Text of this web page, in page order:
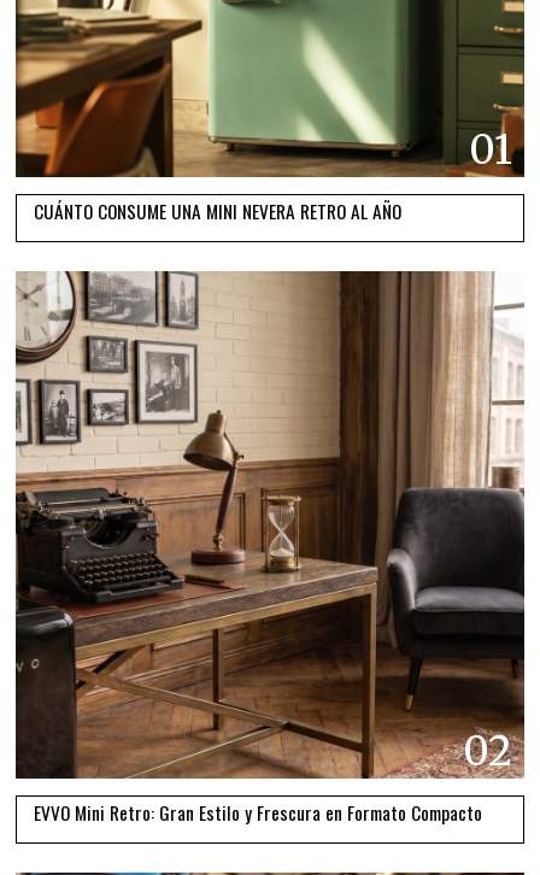
01
CUÁNTO CONSUME UNA MINI NEVERA RETRO AL AÑO
02
EVVO Mini Retro: Gran Estilo y Frescura en Formato Compacto